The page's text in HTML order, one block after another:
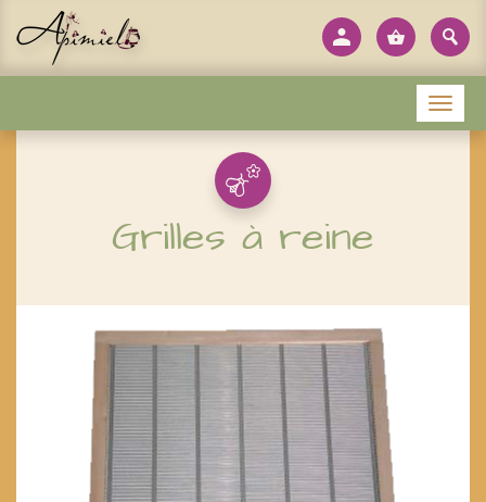
Grilles à reine
Menu
Panneau de gestion des cookies